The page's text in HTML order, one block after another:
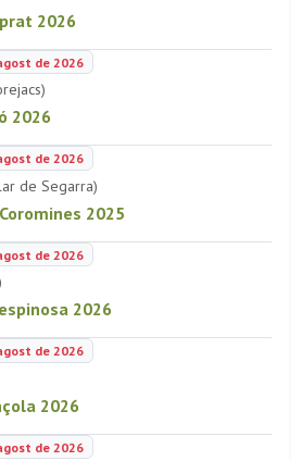
2026
de 2026
2026
de 2026
de Segarra)
2025
de 2026
2026
de 2026
2026
de 2026